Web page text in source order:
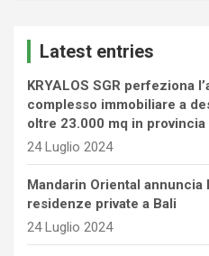
Latest entries
KRYALOS SGR perfeziona
complesso immobiliare a
oltre 23.000 mq in provincia
24 Luglio 2024
Mandarin Oriental annuncia
residenze private a Bali
24 Luglio 2024